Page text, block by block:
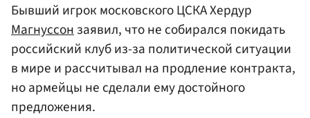
Бывший игрок московского ЦСКА Хердур
Магнуссонзаявил, что не собирался покидать
российский клуб из-за политической ситуации
в мире и рассчитывал на продление контракта,
но армейцы не сделали ему достойного
предложения.